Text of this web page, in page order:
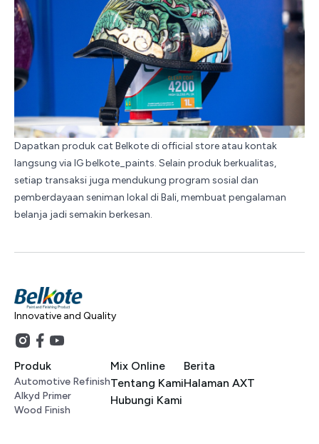
Dapatkan produk cat Belkotedi official store atau kontak
langsung via IGbelkote_paints. Selain produk berkualitas,
setiap transaksi juga mendukung program sosial dan
pemberdayaan seniman lokal di Bali, membuat pengalaman
belanja jadi semakin berkesan.
Innovative and Quality
Produk
Automotive Refinish
Alkyd Primer
Wood Finish
Mix Online
Tentang Kami
Hubungi Kami
Berita
Halaman AXT